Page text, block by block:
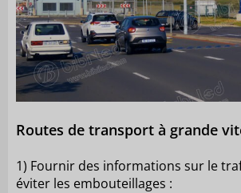
Routes de transport à grande
1) Fournir des informations sur le
éviter les embouteillages :